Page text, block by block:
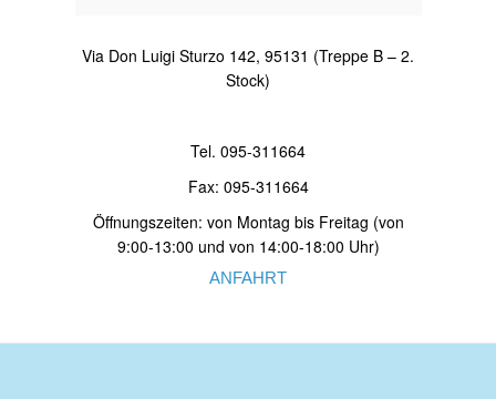
Via Don Luigi Sturzo 142, 95131 (Treppe B – 2.
Stock)
Tel. 095-311664
Fax: 095-311664
Öffnungszeiten: von Montag bis Freitag (von
9:00-13:00 und von 14:00-18:00 Uhr)
ANFAHRT